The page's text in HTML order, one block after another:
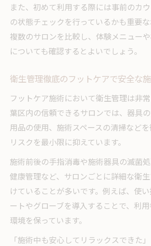
また、初めて利用する際には事前のカ
の状態チェックを行っているかも重要な
複数のサロンを比較し、体験メニュー
についても確認するとよいでしょう。
衛生管理徹底のフットケアで安全な
フットケア施術において衛生管理は非
葉区内の信頼できるサロンでは、器具
用品の使用、施術スペースの清掃など
リスクを最小限に抑えています。
施術前後の手指消毒や施術器具の滅菌
健康管理など、サロンごとに詳細な衛
けていることが多いです。例えば、使
ートやグローブを導入することで、利
環境を保っています。
「施術中も安心してリラックスできた